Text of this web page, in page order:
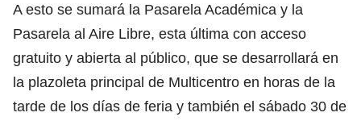
A esto se sumará la Pasarela Académica y la
Pasarela al Aire Libre, esta última con acceso
gratuito y abierta al público, que se desarrollará en
la plazoleta principal de Multicentro en horas de la
tarde de los días de feria y también el sábado 30 de